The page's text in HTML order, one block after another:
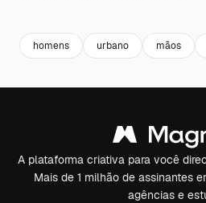
homens urbano mãos
A plataforma criativa para você
Mais de 1 milhão de assinantes
agências e